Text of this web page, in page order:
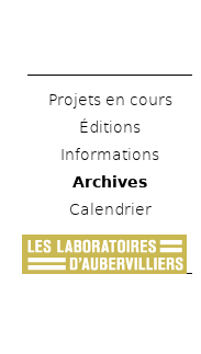
Projets en cours
Éditions
Informations
Archives
Calendrier